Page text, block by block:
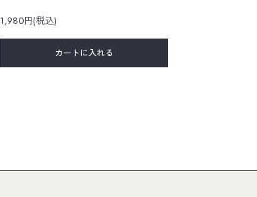
1,980円(税込)
カートに入れる